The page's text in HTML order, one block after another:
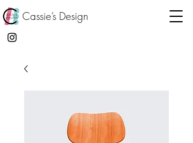
Cassie’s Design